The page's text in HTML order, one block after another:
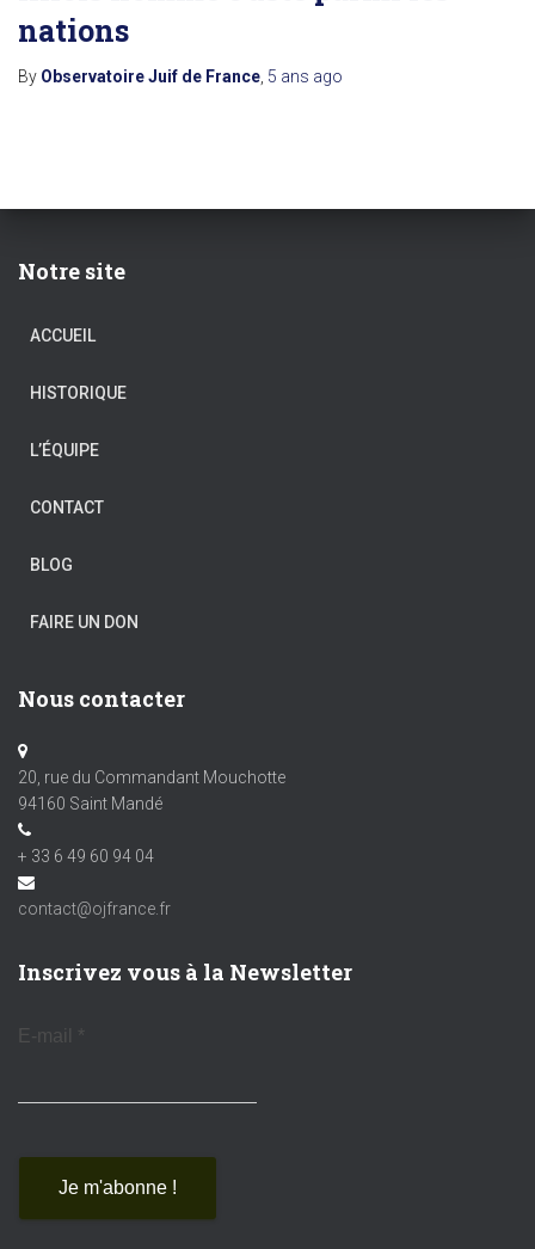
nations
By Observatoire Juif de France, 5 ans ago
Notre site
ACCUEIL
HISTORIQUE
L’ÉQUIPE
CONTACT
BLOG
FAIRE UN DON
Nous contacter
20, rue du Commandant Mouchotte
94160 Saint Mandé
+ 33 6 49 60 94 04
contact@ojfrance.fr
Inscrivez vous à la Newsletter
E-mail *